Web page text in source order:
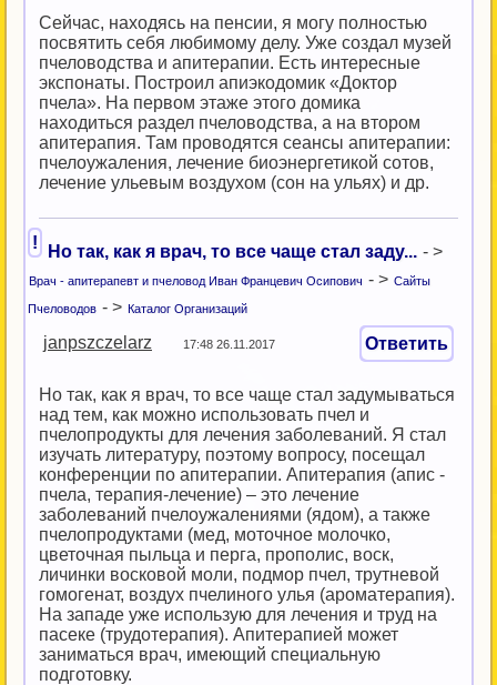
Сейчас, находясь на пенсии, я могу полностью
посвятить себя любимому делу. Уже создал музей
пчеловодства и апитерапии. Есть интересные
экспонаты. Построил апиэкодомик «Доктор
пчела». На первом этаже этого домика
находиться раздел пчеловодства, а на втором
апитерапия. Там проводятся сеансы апитерапии:
пчелоужаления, лечение биоэнергетикой сотов,
лечение ульевым воздухом (сон на ульях) и др.
! Но так, как я врач, то все чаще стал заду... - >
Врач - апитерапевт и пчеловод Иван Францевич Осипович - > Сайты
Пчеловодов - > Каталог Организаций
janpszczelarz 17:48 26.11.2017 Ответить
Но так, как я врач, то все чаще стал задумываться
над тем, как можно использовать пчел и
пчелопродукты для лечения заболеваний. Я стал
изучать литературу, поэтому вопросу, посещал
конференции по апитерапии. Апитерапия (апис -
пчела, терапия-лечение) – это лечение
заболеваний пчелоужалениями (ядом), а также
пчелопродуктами (мед, моточное молочко,
цветочная пыльца и перга, прополис, воск,
личинки восковой моли, подмор пчел, трутневой
гомогенат, воздух пчелиного улья (ароматерапия).
На западе уже использую для лечения и труд на
пасеке (трудотерапия). Апитерапией может
заниматься врач, имеющий специальную
подготовку.